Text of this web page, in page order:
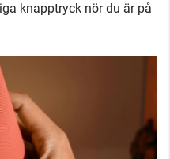
knapptryck nör du är på